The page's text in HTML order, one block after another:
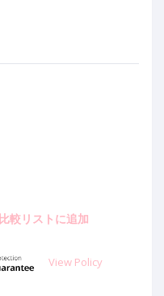
比較リストに追加
View Policy